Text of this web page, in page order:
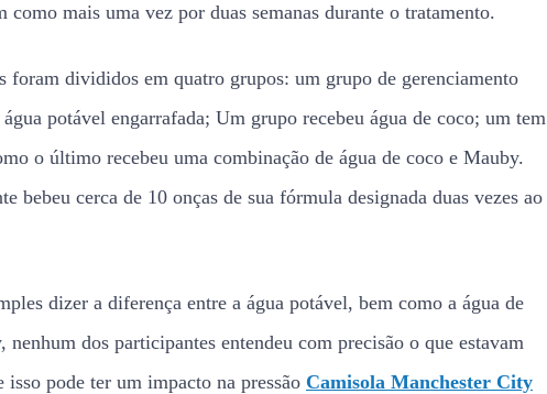
como mais uma vez por duas semanas durante o tratamento.
foram divididos em quatro grupos: um grupo de gerenciamento
água potável engarrafada; Um grupo recebeu água de coco; um tem
o último recebeu uma combinação de água de coco e Mauby.
bebeu cerca de 10 onças de sua fórmula designada duas vezes ao
dizer a diferença entre a água potável, bem como a água de
nenhum dos participantes entendeu com precisão o que estavam
isso pode ter um impacto na pressão Camisola Manchester City